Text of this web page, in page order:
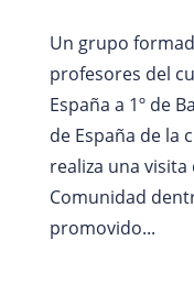
Un grupo
profesores del
España a 1º de
de España de la
realiza una
Comunidad
promovido...